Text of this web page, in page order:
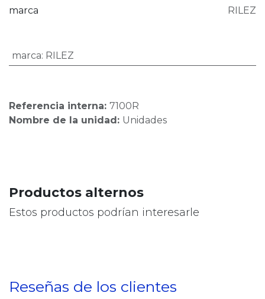
marca RILEZ
marca: RILEZ
Referencia interna: 7100R
Nombre de la unidad: Unidades
Productos alternos
Estos productos podrían interesarle
Reseñas de los clientes